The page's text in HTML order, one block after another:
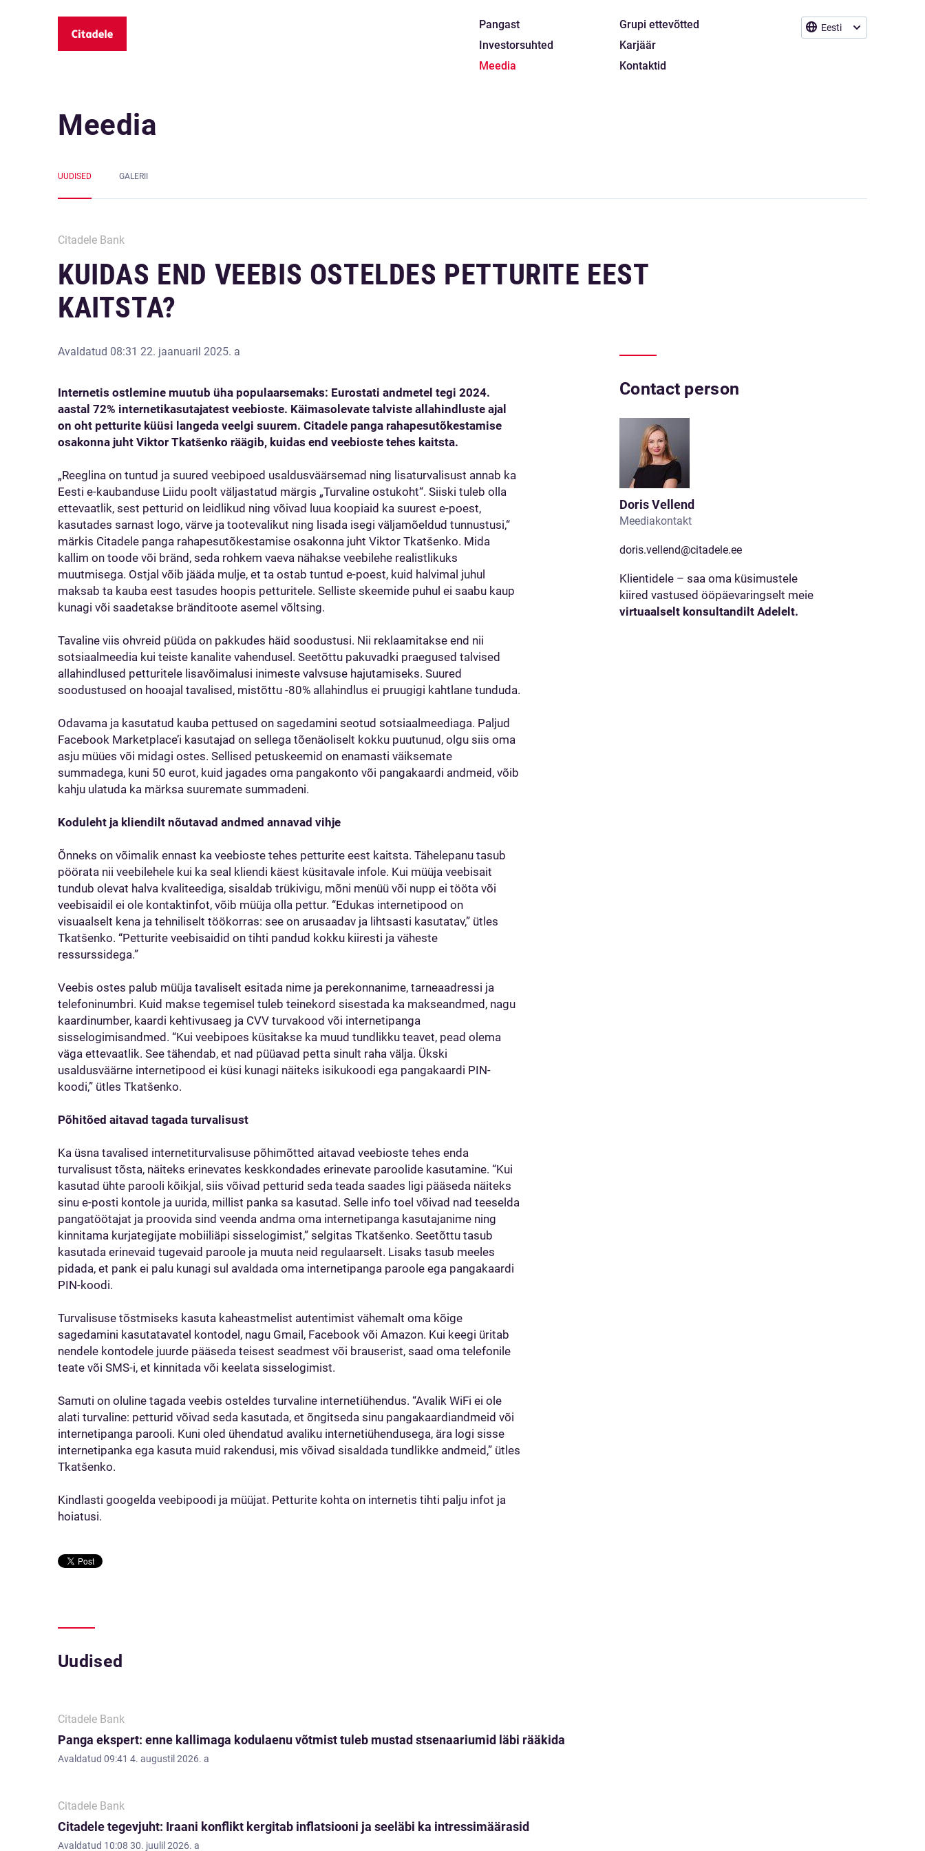
Eesti
Pangast
Investorsuhted
Meedia
Grupi ettevõtted
Karjäär
Kontaktid
Meedia
UUDISED GALERII
Citadele Bank
KUIDAS END VEEBIS OSTELDES PETTURITE EEST
KAITSTA?
Avaldatud 08:31 22. jaanuaril 2025. a
Internetis ostlemine muutub üha populaarsemaks: Eurostati andmetel tegi 2024.
aastal 72% internetikasutajatest veebioste. Käimasolevate talviste allahindluste ajal
on oht petturite küüsi langeda veelgi suurem. Citadele panga rahapesutõkestamise
osakonna juht Viktor Tkatšenko räägib, kuidas end veebioste tehes kaitsta.
„Reeglina on tuntud ja suured veebipoed usaldusväärsemad ning lisaturvalisust annab ka
Eesti e-kaubanduse Liidu poolt väljastatud märgis „Turvaline ostukoht“. Siiski tuleb olla
ettevaatlik, sest petturid on leidlikud ning võivad luua koopiaid ka suurest e-poest,
kasutades sarnast logo, värve ja tootevalikut ning lisada isegi väljamõeldud tunnustusi,“
märkis Citadele panga rahapesutõkestamise osakonna juht Viktor Tkatšenko. Mida
kallim on toode või bränd, seda rohkem vaeva nähakse veebilehe realistlikuks
muutmisega. Ostjal võib jääda mulje, et ta ostab tuntud e-poest, kuid halvimal juhul
maksab ta kauba eest tasudes hoopis petturitele. Selliste skeemide puhul ei saabu kaup
kunagi või saadetakse bränditoote asemel võltsing.
Tavaline viis ohvreid püüda on pakkudes häid soodustusi. Nii reklaamitakse end nii
sotsiaalmeedia kui teiste kanalite vahendusel. Seetõttu pakuvadki praegused talvised
allahindlused petturitele lisavõimalusi inimeste valvsuse hajutamiseks. Suured
soodustused on hooajal tavalised, mistõttu -80% allahindlus ei pruugigi kahtlane tunduda.
Odavama ja kasutatud kauba pettused on sagedamini seotud sotsiaalmeediaga. Paljud
Facebook Marketplace’i kasutajad on sellega tõenäoliselt kokku puutunud, olgu siis oma
asju müües või midagi ostes. Sellised petuskeemid on enamasti väiksemate
summadega, kuni 50 eurot, kuid jagades oma pangakonto või pangakaardi andmeid, võib
kahju ulatuda ka märksa suuremate summadeni.
Koduleht ja kliendilt nõutavad andmed annavad vihje
Õnneks on võimalik ennast ka veebioste tehes petturite eest kaitsta. Tähelepanu tasub
pöörata nii veebilehele kui ka seal kliendi käest küsitavale infole. Kui müüja veebisait
tundub olevat halva kvaliteediga, sisaldab trükivigu, mõni menüü või nupp ei tööta või
veebisaidil ei ole kontaktinfot, võib müüja olla pettur. “Edukas internetipood on
visuaalselt kena ja tehniliselt töökorras: see on arusaadav ja lihtsasti kasutatav,” ütles
Tkatšenko. “Petturite veebisaidid on tihti pandud kokku kiiresti ja väheste
ressurssidega.”
Veebis ostes palub müüja tavaliselt esitada nime ja perekonnanime, tarneaadressi ja
telefoninumbri. Kuid makse tegemisel tuleb teinekord sisestada ka makseandmed, nagu
kaardinumber, kaardi kehtivusaeg ja CVV turvakood või internetipanga
sisselogimisandmed. “Kui veebipoes küsitakse ka muud tundlikku teavet, pead olema
väga ettevaatlik. See tähendab, et nad püüavad petta sinult raha välja. Ükski
usaldusväärne internetipood ei küsi kunagi näiteks isikukoodi ega pangakaardi PIN-
koodi,” ütles Tkatšenko.
Põhitõed aitavad tagada turvalisust
Ka üsna tavalised internetiturvalisuse põhimõtted aitavad veebioste tehes enda
turvalisust tõsta, näiteks erinevates keskkondades erinevate paroolide kasutamine. “Kui
kasutad ühte parooli kõikjal, siis võivad petturid seda teada saades ligi pääseda näiteks
sinu e-posti kontole ja uurida, millist panka sa kasutad. Selle info toel võivad nad teeselda
pangatöötajat ja proovida sind veenda andma oma internetipanga kasutajanime ning
kinnitama kurjategijate mobiiliäpi sisselogimist,” selgitas Tkatšenko. Seetõttu tasub
kasutada erinevaid tugevaid paroole ja muuta neid regulaarselt. Lisaks tasub meeles
pidada, et pank ei palu kunagi sul avaldada oma internetipanga paroole ega pangakaardi
PIN-koodi.
Turvalisuse tõstmiseks kasuta kaheastmelist autentimist vähemalt oma kõige
sagedamini kasutatavatel kontodel, nagu Gmail, Facebook või Amazon. Kui keegi üritab
nendele kontodele juurde pääseda teisest seadmest või brauserist, saad oma telefonile
teate või SMS-i, et kinnitada või keelata sisselogimist.
Samuti on oluline tagada veebis osteldes turvaline internetiühendus. “Avalik WiFi ei ole
alati turvaline: petturid võivad seda kasutada, et õngitseda sinu pangakaardiandmeid või
internetipanga parooli. Kuni oled ühendatud avaliku internetiühendusega, ära logi sisse
internetipanka ega kasuta muid rakendusi, mis võivad sisaldada tundlikke andmeid,” ütles
Tkatšenko.
Kindlasti googelda veebipoodi ja müüjat. Petturite kohta on internetis tihti palju infot ja
hoiatusi.
Contact person
Doris Vellend
Meediakontakt
doris.vellend@citadele.ee
Klientidele – saa oma küsimustele
kiired vastused ööpäevaringselt meie
virtuaalselt konsultandilt Adelelt.
Uudised
Citadele Bank
Panga ekspert: enne kallimaga kodulaenu võtmist tuleb mustad stsenaariumid läbi rääkida
Avaldatud 09:41 4. augustil 2026. a
Citadele Bank
Citadele tegevjuht: Iraani konflikt kergitab inflatsiooni ja seeläbi ka intressimäärasid
Avaldatud 10:08 30. juulil 2026. a